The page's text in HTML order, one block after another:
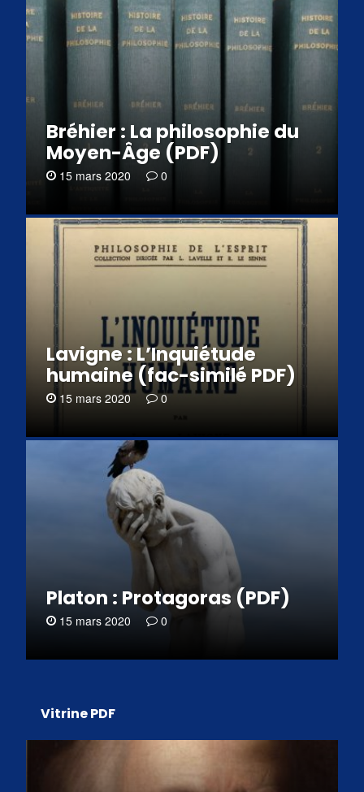
Bréhier : La philosophie du
Moyen-Âge (PDF)
15 mars 2020 0
Lavigne : L’Inquiétude
humaine (fac-similé PDF)
15 mars 2020 0
Platon : Protagoras (PDF)
15 mars 2020 0
Vitrine PDF